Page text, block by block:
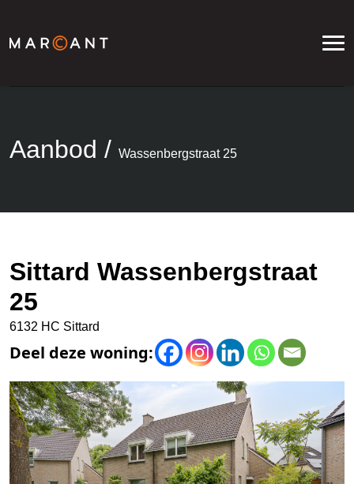
Aanbod / Wassenbergstraat 25
Sittard Wassenbergstraat
25
6132 HC Sittard